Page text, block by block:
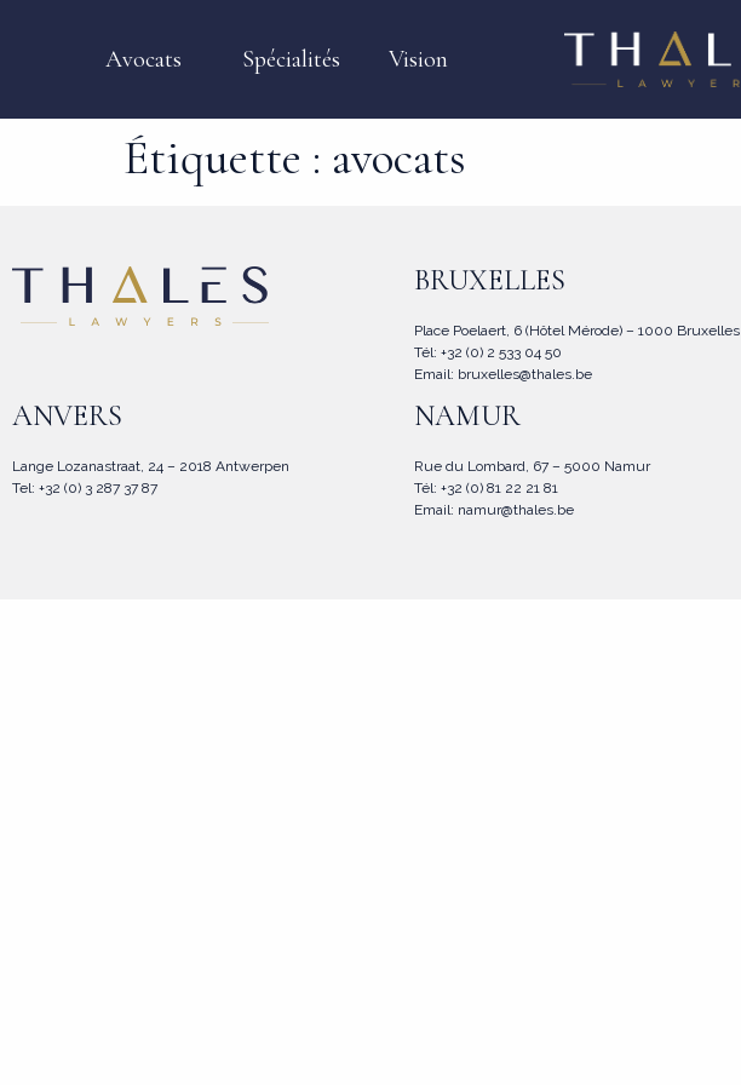
Avocats Spécialités Vision
Étiquette : avocats
BRUXELLES
Place Poelaert, 6 (Hôtel Mérode) – 1000 Bruxelles
Tél: +32 (0) 2 533 04 50
Email: bruxelles@thales.be
ANVERS
Lange Lozanastraat, 24 – 2018 Antwerpen
Tel: +32 (0) 3 287 37 87
NAMUR
Rue du Lombard, 67 – 5000 Namur
Tél: +32 (0) 81 22 21 81
Email: namur@thales.be